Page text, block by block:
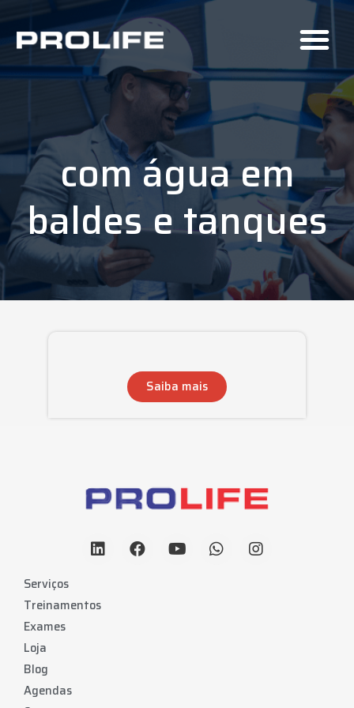
com água em
baldes e tanques
Saiba mais
Serviços
Treinamentos
Exames
Loja
Blog
Agendas